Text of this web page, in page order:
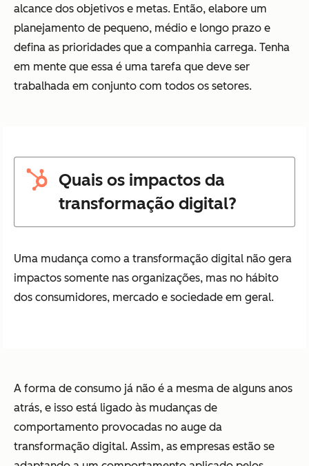
alcance dos objetivos e metas. Então, elabore um
planejamento de pequeno, médio e longo prazo e
defina as prioridades que a companhia carrega. Tenha
em mente que essa é uma tarefa que deve ser
trabalhada em conjunto com todos os setores.
Quais os impactos da
transformação digital?
Uma mudança como a transformação digital não gera
impactos somente nas organizações, mas no hábito
dos consumidores, mercado e sociedade em geral.
A forma de consumo já não é a mesma de alguns anos
atrás, e isso está ligado às mudanças de
comportamento provocadas no auge da
transformação digital. Assim, as empresas estão se